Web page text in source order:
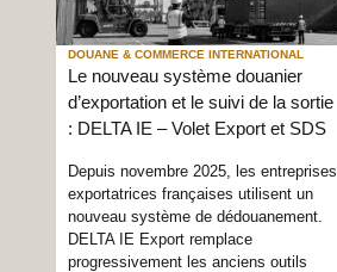
DOUANE & COMMERCE INTERNATIONAL
Le nouveau système douanier
d’exportation et le suivi de la sortie
: DELTA IE – Volet Export et SDS
Depuis novembre 2025, les entreprises
exportatrices françaises utilisent un
nouveau système de dédouanement.
DELTA IE Export remplace
progressivement les anciens outils